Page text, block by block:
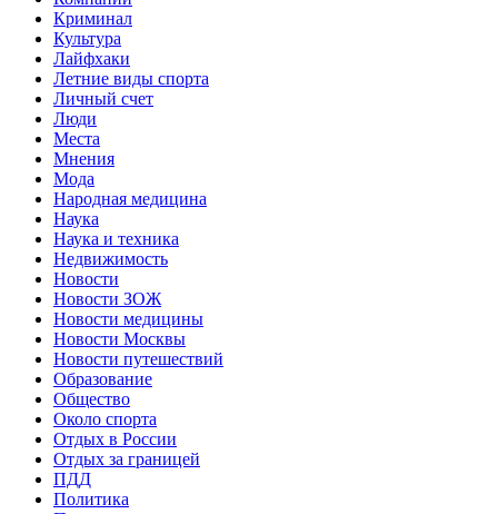
Криминал
Культура
Лайфхаки
Летние виды спорта
Личный счет
Люди
Места
Мнения
Мода
Народная медицина
Наука
Наука и техника
Недвижимость
Новости
Новости ЗОЖ
Новости медицины
Новости Москвы
Новости путешествий
Образование
Общество
Около спорта
Отдых в России
Отдых за границей
ПДД
Политика